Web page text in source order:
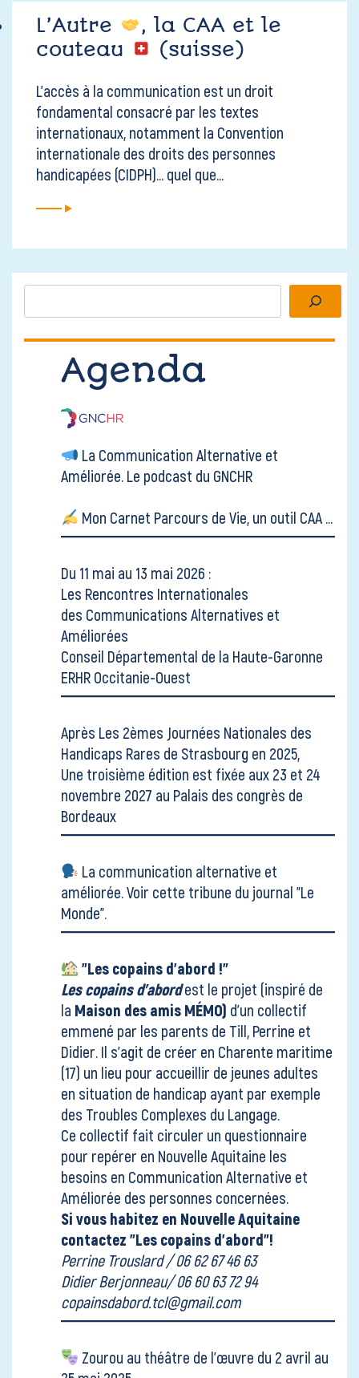
L’Autre
, la CAA et le
couteau
(suisse)
L’accès à la communication est un droit
fondamental consacré par les textes
internationaux, notamment la Convention
internationale des droits des personnes
handicapées (CIDPH)... quel que...
Agenda
La Communication Alternative et
Améliorée. Le podcast du GNCHR
Mon Carnet Parcours de Vie, un outil CAA ...
Du 11 mai au 13 mai 2026 :
Les Rencontres Internationales
des Communications Alternatives et
Améliorées
Conseil Départemental de la Haute-Garonne
ERHR Occitanie-Ouest
Après Les 2èmes Journées Nationales des
Handicaps Rares de Strasbourg en 2025,
Une troisième édition est fixée aux 23 et 24
novembre 2027 au Palais des congrès de
Bordeaux
La communication alternative et
améliorée. Voir cette tribune du journal "Le
Monde".
"Les copains d'abord !"
Les copains d’abord est le projet (inspiré de
la Maison des amis MÉMO) d'un collectif
emmené par les parents de Till, Perrine et
Didier. Il s'agit de créer en Charente maritime
(17) un lieu pour accueillir de jeunes adultes
en situation de handicap ayant par exemple
des Troubles Complexes du Langage.
Ce collectif fait circuler un questionnaire
pour repérer en Nouvelle Aquitaine les
besoins en Communication Alternative et
Améliorée des personnes concernées.
Si vous habitez en Nouvelle Aquitaine
contactez "Les copains d'abord"!
Perrine Trouslard / 06 62 67 46 63
Didier Berjonneau/ 06 60 63 72 94
copainsdabord.tcl@gmail.com
Zourou au théâtre de l'œuvre du 2 avril au